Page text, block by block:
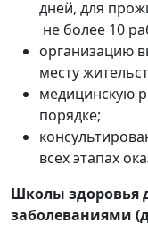
дней, для
не более 10
организацию
месту
медицинскую
порядке;
всех этапах
Школы здоровья
заболеваниями